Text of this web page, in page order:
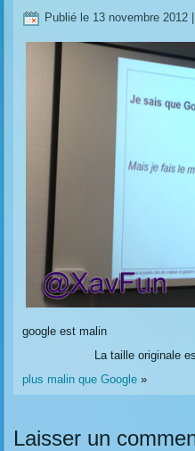
Publié le 13 novembre 2012
google est malin
La taille originale
plus malin que Google »
Laisser un